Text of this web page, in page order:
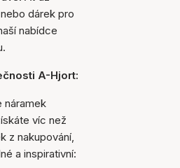
dárek pro
nabídce
A-Hjort:
náramek
víc než
z nakupování,
a inspirativní: